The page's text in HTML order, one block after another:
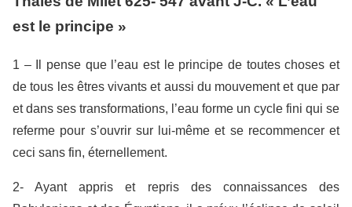
est le principe »
1 – Il pense que l’eau est le principe de toutes choses et
de tous les êtres vivants et aussi du mouvement et que par
et dans ses transformations, l’eau forme un cycle fini qui se
referme pour s’ouvrir sur lui-même et se recommencer et
ceci sans fin, éternellement.
2- Ayant appris et repris des connaissances des